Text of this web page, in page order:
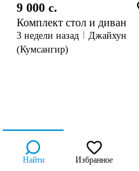
9 000 c.
Комплект стол и диван
3 недели назад
Джайхун
(Кумсангир)
Найти Избранное